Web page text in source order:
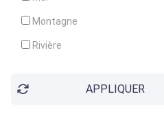
Montagne
Rivière
APPLIQUER